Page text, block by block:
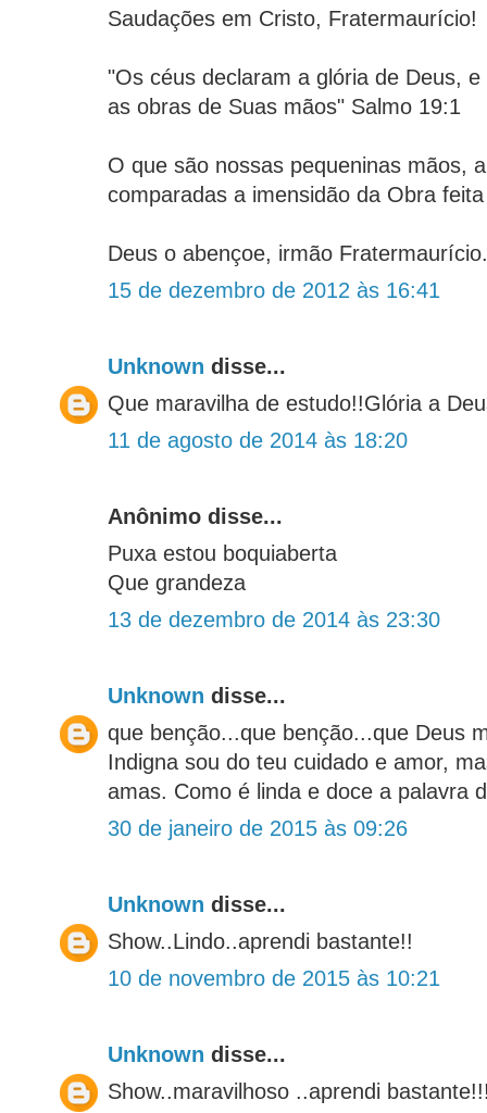
Saudações em Cristo, Fratermaurício!
"Os céus declaram a glória de Deus,
as obras de Suas mãos" Salmo 19:1
O que são nossas pequeninas mãos,
comparadas a imensidão da Obra
Deus o abençoe, irmão Fratermaurício.
15 de dezembro de 2012 às 16:41
Unknown disse...
Que maravilha de estudo!!Glória a
11 de agosto de 2014 às 18:20
Anônimo disse...
Puxa estou boquiaberta
Que grandeza
13 de dezembro de 2014 às 23:30
Unknown disse...
que benção...que benção...que Deus
Indigna sou do teu cuidado e amor,
amas. Como é linda e doce a palavra
30 de janeiro de 2015 às 09:26
Unknown disse...
Show..Lindo..aprendi bastante!!
10 de novembro de 2015 às 10:21
Unknown disse...
Show..maravilhoso ..aprendi